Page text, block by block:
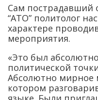
Сам пострадавший
“АТО” политолог
характере
мероприятия.
«Это был
политической
Абсолютно мирное
котором